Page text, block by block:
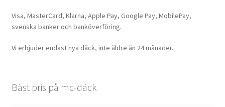
Visa, MasterCard, Klarna, Apple Pay, Google Pay, MobilePay,
svenska banker och banköverföring.
Vi erbjuder endast nya däck, inte äldre än 24 månader.
Bäst pris på mc-däck